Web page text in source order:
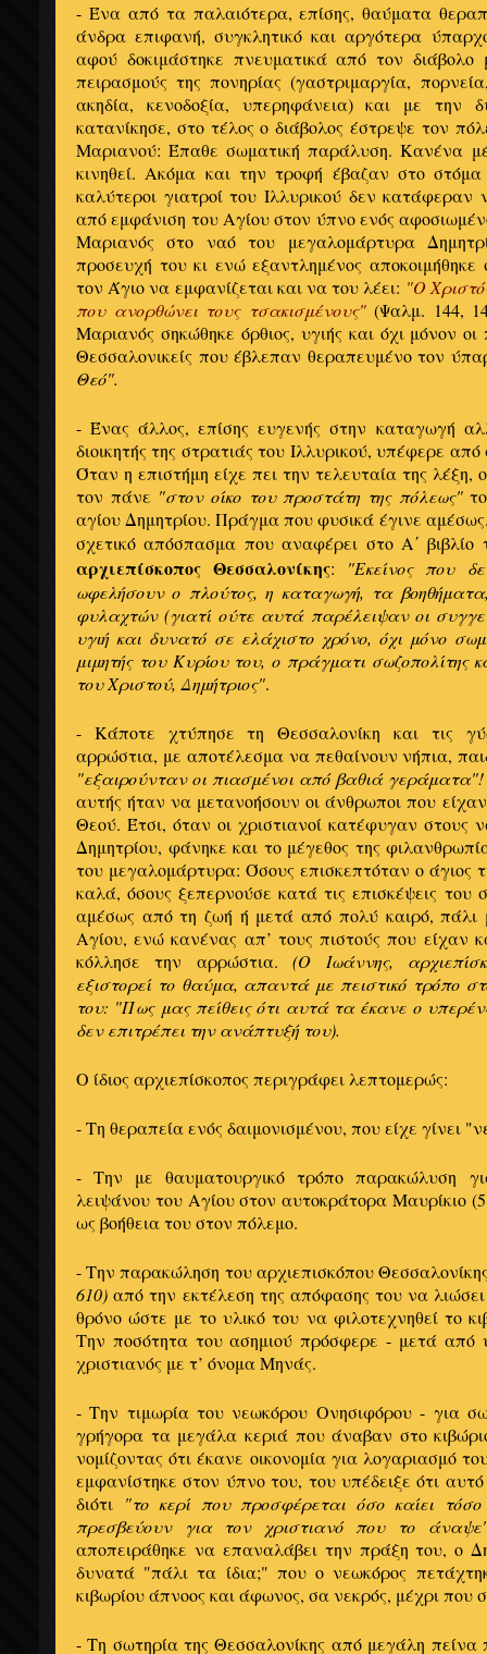
- Ένα από τα παλαιότερα, επίσης, θαύματα
άνδρα επιφανή, συγκλητικό και αργότερα
αφού δοκιμάστηκε πνευματικά από τον
πειρασμούς της πονηρίας (γαστριμαργία,
ακηδία, κενοδοξία, υπερηφάνεια) και με την
κατανίκησε, στο τέλος ο διάβολος έστρεψε τον
Μαριανού: Έπαθε σωματική παράλυση. Κανένα
κινηθεί. Ακόμα και την τροφή έβαζαν στο
καλύτεροι γιατροί του Ιλλυρικού δεν
από εμφάνιση του Αγίου στον ύπνο ενός
Μαριανός στο ναό του μεγαλομάρτυρα
προσευχή του κι ενώ εξαντλημένος
τον Άγιο να εμφανίζεται και να του λέει: "Ο
που ανορθώνει τους τσακισμένους"(Ψαλμ. 144,
Μαριανός σηκώθηκε όρθιος, υγιής και όχι μόνον
Θεσσαλονικείς που έβλεπαν θεραπευμένο τον
Θεό".
- Ένας άλλος, επίσης ευγενής στην καταγωγή
διοικητής της στρατιάς του Ιλλυρικού, υπέφερε
Όταν η επιστήμη είχε πει την τελευταία της λέξη,
τον πάνε "στον οίκο του προστάτη της πόλεως"
αγίου Δημητρίου. Πράγμα που φυσικά έγινε
σχετικό απόσπασμα που αναφέρει στο Α΄
αρχιεπίσκοπος Θεσσαλονίκης: "Εκείνος που
ωφελήσουν ο πλούτος, η καταγωγή, τα
φυλαχτών (γιατί ούτε αυτά παρέλειψαν οι
υγιή και δυνατό σε ελάχιστο χρόνο, όχι μόνο
μιμητής του Κυρίου του, ο πράγματι σωζοπολίτης
του Χριστού, Δημήτριος".
- Κάποτε χτύπησε τη Θεσσαλονίκη και τις
αρρώστια, με αποτέλεσμα να πεθαίνουν νήπια,
"εξαιρούνταν οι πιασμένοι από βαθιά γεράματα"!
αυτής ήταν να μετανοήσουν οι άνθρωποι που
Θεού. Έτσι, όταν οι χριστιανοί κατέφυγαν στους
Δημητρίου, φάνηκε και το μέγεθος της
του μεγαλομάρτυρα: Όσους επισκεπτόταν ο άγιος
καλά, όσους ξεπερνούσε κατά τις επισκέψεις
αμέσως από τη ζωή ή μετά από πολύ καιρό, πάλι
Αγίου, ενώ κανένας απ’ τους πιστούς που είχαν
κόλλησε την αρρώστια.(Ο Ιωάννης,
εξιστορεί το θαύμα, απαντά με πειστικό τρόπο
του: "Πως μας πείθεις ότι αυτά τα έκανε ο
δεν επιτρέπει την ανάπτυξή του).
Ο ίδιος αρχιεπίσκοπος περιγράφει λεπτομερώς:
- Τη θεραπεία ενός δαιμονισμένου, που είχε γίνει
- Την με θαυματουργικό τρόπο παρακώλυση
λειψάνου του Αγίου στον αυτοκράτορα Μαυρίκιο
ως βοήθεια του στον πόλεμο.
- Την παρακώληση του αρχιεπισκόπου
610) από την εκτέλεση της απόφασης του να
θρόνο ώστε με το υλικό του να φιλοτεχνηθεί το
Την ποσότητα του ασημιού πρόσφερε - μετά από
χριστιανός με τ’ όνομα Μηνάς.
- Την τιμωρία του νεωκόρου Ονησιφόρου - για
γρήγορα τα μεγάλα κεριά που άναβαν στο
νομίζοντας ότι έκανε οικονομία για λογαριασμό
εμφανίστηκε στον ύπνο του, του υπέδειξε ότι
διότι "το κερί που προσφέρεται όσο καίει
πρεσβεύουν για τον χριστιανό που το
αποπειράθηκε να επαναλάβει την πράξη του, ο
δυνατά "πάλι τα ίδια;" που ο νεωκόρος
κιβωρίου άπνοος και άφωνος, σα νεκρός, μέχρι που
- Τη σωτηρία της Θεσσαλονίκης από μεγάλη πείνα